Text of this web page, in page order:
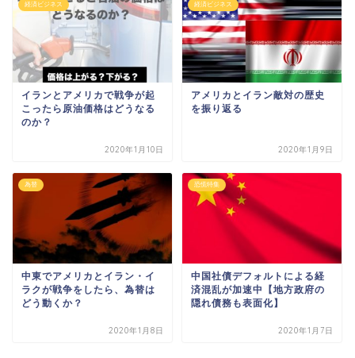
経済ビジネス
イランとアメリカで戦争が起
こったら原油価格はどうなる
のか？
2020年1月10日
経済ビジネス
アメリカとイラン敵対の歴史
を振り返る
2020年1月9日
為替
中東でアメリカとイラン・イ
ラクが戦争をしたら、為替は
どう動くか？
2020年1月8日
恐慌特集
中国社債デフォルトによる経
済混乱が加速中【地方政府の
隠れ債務も表面化】
2020年1月7日